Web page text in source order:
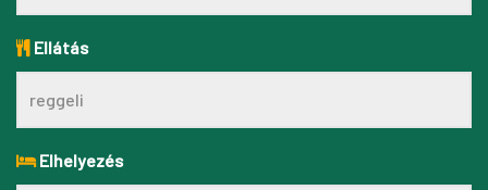
Ellátás
Elhelyezés